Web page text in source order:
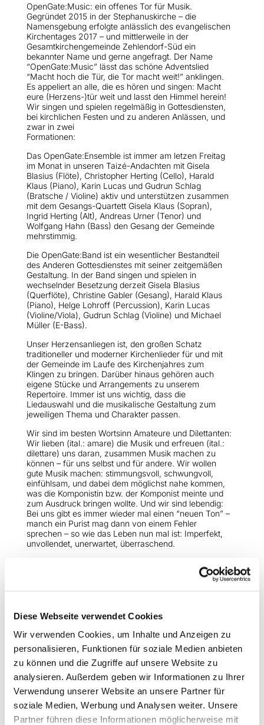
Diese Webseite verwendet Cookies
Wir verwenden Cookies, um Inhalte und Anzeigen zu
personalisieren, Funktionen für soziale Medien anbieten
zu können und die Zugriffe auf unsere Website zu
analysieren. Außerdem geben wir Informationen zu Ihrer
Verwendung unserer Website an unsere Partner für
soziale Medien, Werbung und Analysen weiter. Unsere
Partner führen diese Informationen möglicherweise mit
OpenGate:Music: ein offenes Tor für Musik.
Gegründet 2015 in der Stephanuskirche – die
Namensgebung erfolgte anlässlich des evangelischen
Kirchentages 2017 – und mittlerweile in der
Gesamtkirchengemeinde Zehlendorf-Süd ein
bekannter Name und gerne angefragt. Der Name
“OpenGate:Music” lässt das schöne Adventslied
“Macht hoch die Tür, die Tor macht weit!” anklingen.
Es appeliert an alle, die es hören und singen: Macht
eure (Herzens-)tür weit und lasst den Himmel herein!
Wir singen und spielen regelmäßig in Gottesdiensten,
bei kirchlichen Festen und zu anderen Anlässen, und
zwar in zwei
Formationen:
Das OpenGate:Ensemble ist immer am letzen Freitag
im Monat in unseren Taizé-Andachten mit Gisela
Blasius (Flöte), Christopher Herting (Cello), Harald
Klaus (Piano), Karin Lucas und Gudrun Schlag
(Bratsche / Violine) aktiv und unterstützen zusammen
mit dem Gesangs-Quartett Gisela Klaus (Sopran),
Ingrid Herting (Alt), Andreas Urner (Tenor) und
Wolfgang Hahn (Bass) den Gesang der Gemeinde
mehrstimmig.
Die OpenGate:Band ist ein wesentlicher Bestandteil
des Anderen Gottesdienstes mit seiner zeitgemäßen
Gestaltung. In der Band singen und spielen in
wechselnder Besetzung derzeit Gisela Blasius
(Querflöte), Christine Gabler (Gesang), Harald Klaus
(Piano), Helge Lohroff (Percussion), Karin Lucas
(Violine/Viola), Gudrun Schlag (Violine) und Michael
Müller (E-Bass).
Unser Herzensanliegen ist, den großen Schatz
traditioneller und moderner Kirchenlieder für und mit
der Gemeinde im Laufe des Kirchenjahres zum
Klingen zu bringen. Darüber hinaus gehören auch
eigene Stücke und Arrangements zu unserem
Repertoire. Immer ist uns wichtig, dass die
Liedauswahl und die musikalische Gestaltung zum
jeweiligen Thema und Charakter passen.
Wir sind im besten Wortsinn Amateure und Dilettanten:
Wir lieben (ital.: amare) die Musik und erfreuen (ital.:
dilettare) uns daran, zusammen Musik machen zu
können – für uns selbst und für andere. Wir wollen
gute Musik machen: stimmungsvoll, schwungvoll,
einfühlsam, und dabei dem möglichst nahe kommen,
was die Komponistin bzw. der Komponist meinte und
zum Ausdruck bringen wollte. Und wir sind lebendig:
Bei uns gibt es immer wieder mal einen “neuen Ton” –
manch ein Purist mag dann von einem Fehler
sprechen – so wie das Leben nun mal ist: Imperfekt,
unvollendet, unerwartet, überraschend.
Kontakt
Ansprechperson:
Harald Klaus
Mail:OpenGate@stephanus-gemeinde.de